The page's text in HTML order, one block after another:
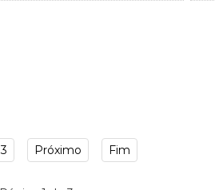
3 Próximo Fim